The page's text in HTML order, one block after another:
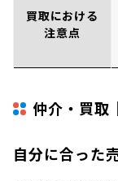
買取における
注意点
仲介・買取
自分に合った